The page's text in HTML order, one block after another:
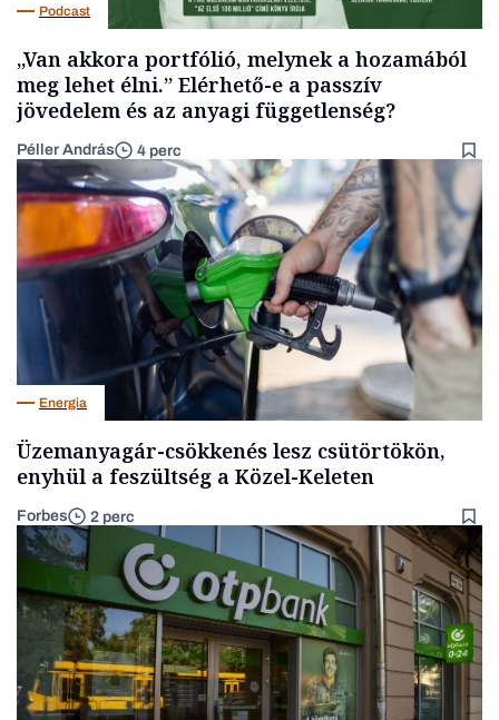
Podcast
„Van akkora portfólió, melynek a hozamából
meg lehet élni.” Elérhető-e a passzív
jövedelem és az anyagi függetlenség?
Péller András 4 perc
Energia
Üzemanyagár-csökkenés lesz csütörtökön,
enyhül a feszültség a Közel-Keleten
Forbes 2 perc